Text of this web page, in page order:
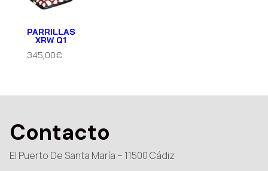
PARRILLAS
XRW Q1
345,00€
Contacto
El Puerto De Santa María – 11500 Cádiz